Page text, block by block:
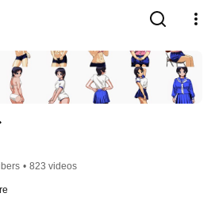
• 823 videos